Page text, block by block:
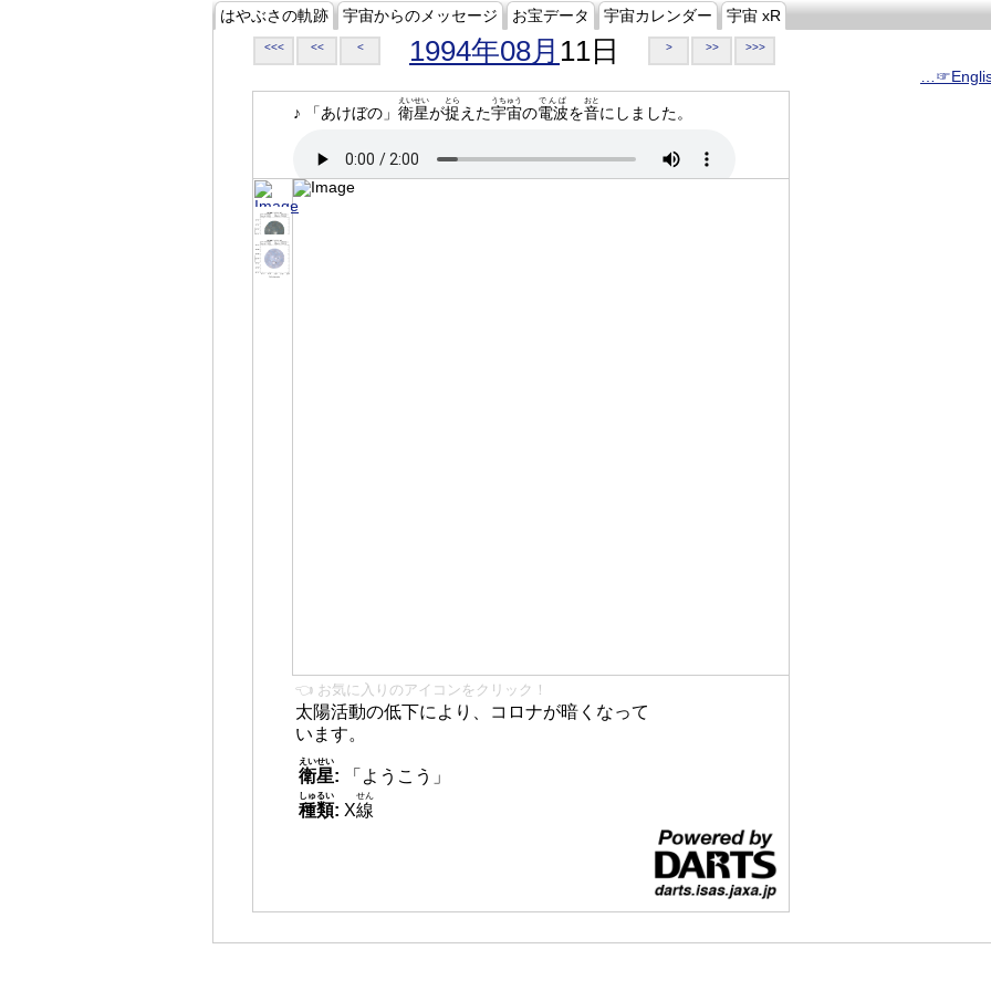
はやぶさの軌跡 宇宙からのメッセージ お宝データ 宇宙カレンダー 宇宙 xR
<<< << < 1994年08月 11日 > >> >>>
♪ 「あけぼの」 衛星
えいせい
が捉
とら
えた宇宙
うちゅう
の電波
でんぱ
を音
おと
にしました。
👈 お気に入りのアイコンをクリック！
太陽活動の低下により、コロナが暗くなって
います。
衛星
えいせい
:
「ようこう」
種類
しゅるい
: X線
せん